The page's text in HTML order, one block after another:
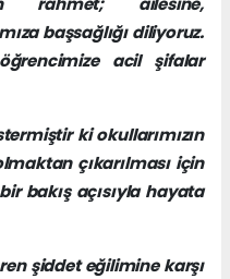
başsağlığı diliyoruz.
acil şifalar
ki okullarımızın
çıkarılması için
bakış açısıyla hayata
şiddet eğilimine karşı